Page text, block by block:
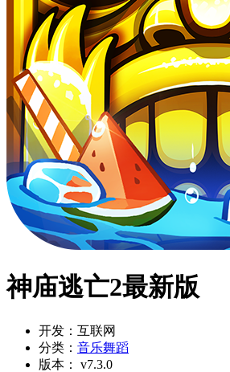
神庙逃亡2最新版
开发： 互联网
分类： 音乐舞蹈
版本：
v7.3.0